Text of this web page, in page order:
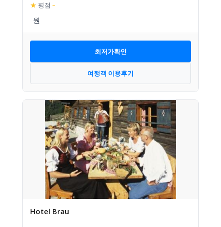
★ 평점 –
최저가확인
여행객 이용후기
Hotel Brau